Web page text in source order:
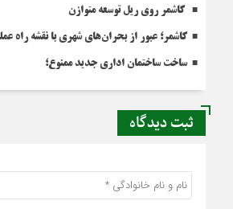
کاشمر روی ریل توسعه متوازن
کاشمر؛ عبور از بحران‌های شهری با نقشه راه
ساخت ساختمان اداری جدید ممنوع؛
ثبت دیدگاه